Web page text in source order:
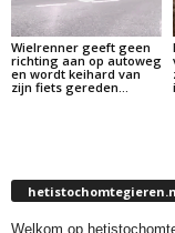
Wielrenner geeft geen
richting aan op autoweg
en wordt keihard van
zijn fiets gereden…
Welkom op